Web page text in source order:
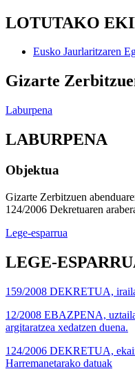
LOTUTAKO
Eusko Jaurlaritzaren
Gizarte
Laburpena
LABURPENA
Objektua
Gizarte Zerbitzuen
124/2006 Dekretuaren
Lege-esparrua
LEGE-
159/2008 DEKRETUA,
12/2008 EBAZPENA,
argitaratzea xedatzen duena.
124/2006 DEKRETUA,
Harremanetarako datuak